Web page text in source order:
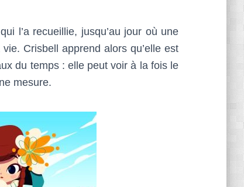
l’a recueillie, jusqu’au jour où une
Crisbell apprend alors qu’elle est
du temps : elle peut voir à la fois le
mesure.